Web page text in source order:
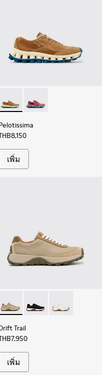
ใบหนังสีเบจและสีขาวสําหรั
001
Pelotissima - K201922-007
Pelotissima -
เพิ่ม
เท้าผ้าใบ PET รีไซเคิลสีแด
- รองเท้าผ้าใบ PET รีไซ
Drift Trail - K201586-025 -
Drift Trail - K201586-
Drift Trail -
Trail
เพิ่ม